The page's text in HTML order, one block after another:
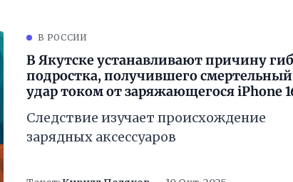
В РОССИИ
В Якутске устанавливают причину
подростка, получившего смертельный
удар током от заряжающегося iPhone
Cледствие изучает происхождение
зарядных аксессуаров